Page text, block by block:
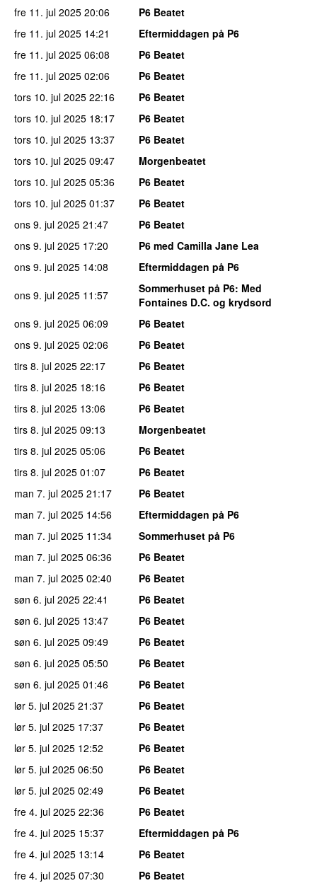
fre 11. jul 2025 20:06
P6 Beatet
fre 11. jul 2025 14:21
Eftermiddagen på P6
fre 11. jul 2025 06:08
P6 Beatet
fre 11. jul 2025 02:06
P6 Beatet
tors 10. jul 2025 22:16
P6 Beatet
tors 10. jul 2025 18:17
P6 Beatet
tors 10. jul 2025 13:37
P6 Beatet
tors 10. jul 2025 09:47
Morgenbeatet
tors 10. jul 2025 05:36
P6 Beatet
tors 10. jul 2025 01:37
P6 Beatet
ons 9. jul 2025 21:47
P6 Beatet
ons 9. jul 2025 17:20
P6 med Camilla Jane Lea
ons 9. jul 2025 14:08
Eftermiddagen på P6
ons 9. jul 2025 11:57 Sommerhuset på P6: Med
Fontaines D.C. og krydsord
ons 9. jul 2025 06:09
P6 Beatet
ons 9. jul 2025 02:06
P6 Beatet
tirs 8. jul 2025 22:17
P6 Beatet
tirs 8. jul 2025 18:16
P6 Beatet
tirs 8. jul 2025 13:06
P6 Beatet
tirs 8. jul 2025 09:13
Morgenbeatet
tirs 8. jul 2025 05:06
P6 Beatet
tirs 8. jul 2025 01:07
P6 Beatet
man 7. jul 2025 21:17
P6 Beatet
man 7. jul 2025 14:56
Eftermiddagen på P6
man 7. jul 2025 11:34
Sommerhuset på P6
man 7. jul 2025 06:36
P6 Beatet
man 7. jul 2025 02:40
P6 Beatet
søn 6. jul 2025 22:41
P6 Beatet
søn 6. jul 2025 13:47
P6 Beatet
søn 6. jul 2025 09:49
P6 Beatet
søn 6. jul 2025 05:50
P6 Beatet
søn 6. jul 2025 01:46
P6 Beatet
lør 5. jul 2025 21:37
P6 Beatet
lør 5. jul 2025 17:37
P6 Beatet
lør 5. jul 2025 12:52
P6 Beatet
lør 5. jul 2025 06:50
P6 Beatet
lør 5. jul 2025 02:49
P6 Beatet
fre 4. jul 2025 22:36
P6 Beatet
fre 4. jul 2025 15:37
Eftermiddagen på P6
fre 4. jul 2025 13:14
P6 Beatet
fre 4. jul 2025 07:30
P6 Beatet